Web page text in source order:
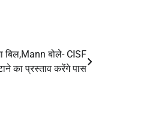
बोले- CISF
का प्रस्ताव करेंगे पास